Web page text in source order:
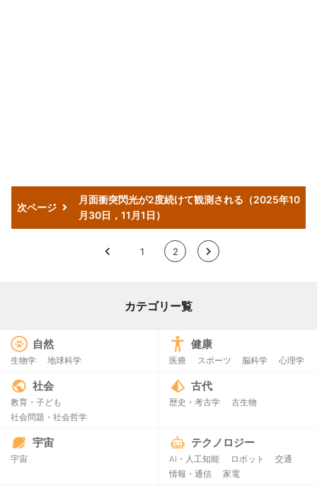
次ページ
月面衝突閃光が2度続けて観測される（2025年10
月30日，11月1日）
< 1 2 >
カテゴリー覧
自然
生物学 地球科学
健康
医療 スポーツ 脳科学 心理学
社会
教育・子ども
社会問題・社会哲学
古代
歴史・考古学 古生物
宇宙
宇宙
テクノロジー
AI・人工知能 ロボット
交通
情報・通信
家電